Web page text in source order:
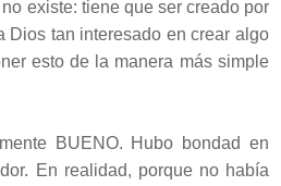
existe: tiene que ser creado por
Dios tan interesado en crear algo
esto de la manera más simple
BUENO. Hubo bondad en
En realidad, porque no había